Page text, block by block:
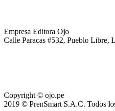
Empresa Editora Ojo
Calle Paracas #532, Pueblo Libre,
Copyright © ojo.pe
2019 © PrenSmart S.A.C. Todos